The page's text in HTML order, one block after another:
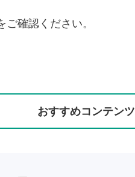
確認ください。
おすすめコンテンツ